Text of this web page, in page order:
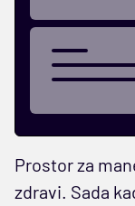
Prostor za
zdravi. Sada